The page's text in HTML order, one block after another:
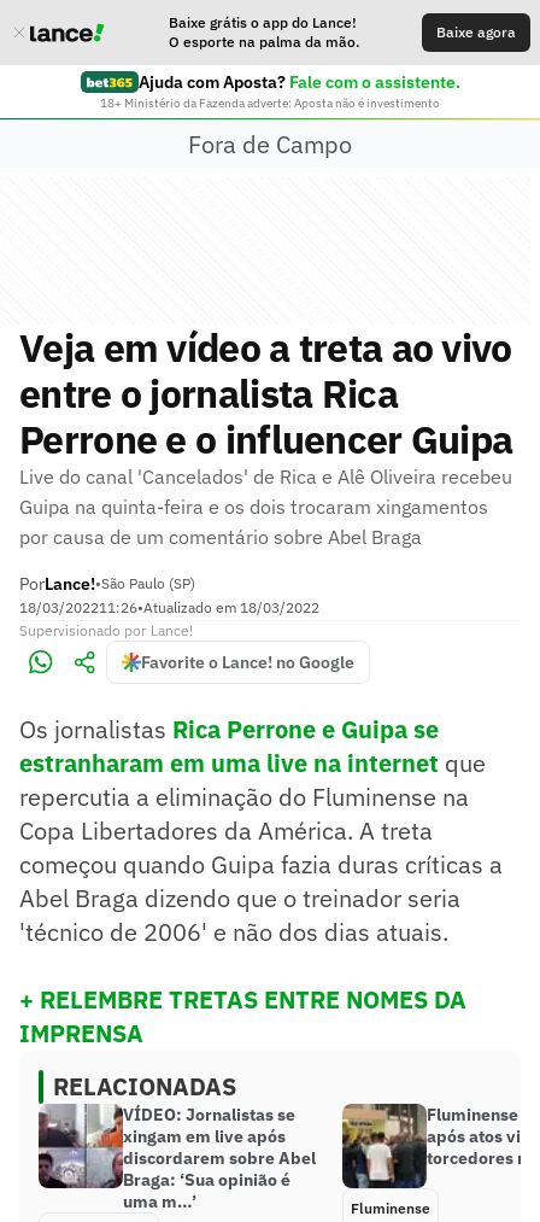
Baixe grátis o app do Lance!
O esporte na palma da mão.
Baixe agora
Ajuda com Aposta? Fale com o assistente.
18+ Ministério da Fazenda adverte: Aposta não é investimento
Fora de Campo
Veja em vídeo a treta ao vivo
entre o jornalista Rica
Perrone e o influencer Guipa
Live do canal 'Cancelados' de Rica e Alê Oliveira recebeu
Guipa na quinta-feira e os dois trocaram xingamentos
por causa de um comentário sobre Abel Braga
PorLance!•São Paulo (SP)
18/03/202211:26•Atualizado em 18/03/2022
Supervisionado por Lance!
Favorite o Lance! no Google
Os jornalistas Rica Perrone e Guipa se
estranharam em uma live na internet que
repercutia a eliminação do Fluminense na
Copa Libertadores da América. A treta
começou quando Guipa fazia duras críticas a
Abel Braga dizendo que o treinador seria
'técnico de 2006' e não dos dias atuais.
+ RELEMBRE TRETAS ENTRE NOMES DA
IMPRENSA
RELACIONADAS
VÍDEO: Jornalistas se
xingam em live após
discordarem sobre Abel
Braga: ‘Sua opinião é
uma m…’
Fluminense
após atos
torcedores
Fluminense